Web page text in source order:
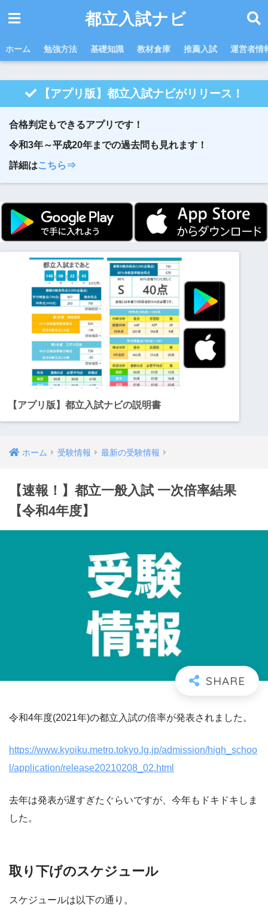
都立入試ナビ
ホーム 勉強方法 基礎知識 教材倉庫 推薦入試 運営者情
【アプリ版】都立入試ナビがリリース！
合格判定もできるアプリです！
令和3年～平成20年までの過去問も見れます！
詳細はこちら⇒
【アプリ版】都立入試ナビの説明書
ホーム 受験情報 最新の受験情報
【速報！】都立一般入試 一次倍率結果
【令和4年度】
令和4年度(2021年)の都立入試の倍率が発表されました。
https://www.kyoiku.metro.tokyo.lg.jp/admission/high_schoo
l/application/release20210208_02.html
去年は発表が遅すぎたぐらいですが、今年もドキドキしま
した。
取り下げのスケジュール
スケジュールは以下の通り。